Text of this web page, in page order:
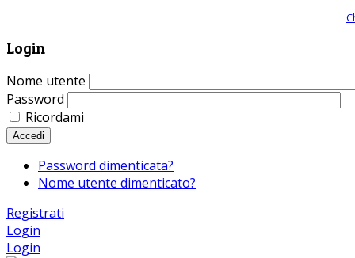
Login
Nome utente
Password
Ricordami
Accedi
Password dimenticata?
Nome utente dimenticato?
Registrati
Login
Login